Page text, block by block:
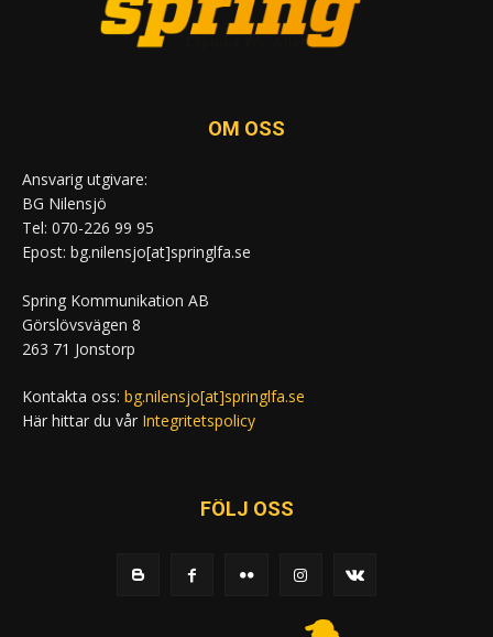
OM OSS
Ansvarig utgivare:
BG Nilensjö
Tel: 070-226 99 95
Epost: bg.nilensjo[at]springlfa.se
Spring Kommunikation AB
Görslövsvägen 8
263 71 Jonstorp
Kontakta oss: bg.nilensjo[at]springlfa.se
Här hittar du vår Integritetspolicy
FÖLJ OSS